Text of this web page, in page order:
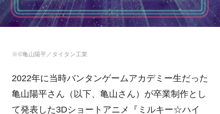
©亀山陽平／タイタン工業
2022年に当時バンタンゲームアカデミー生だった
亀山陽平さん（以下、亀山さん）が卒業制作とし
て発表した3Dショートアニメ『ミルキー☆ハイ